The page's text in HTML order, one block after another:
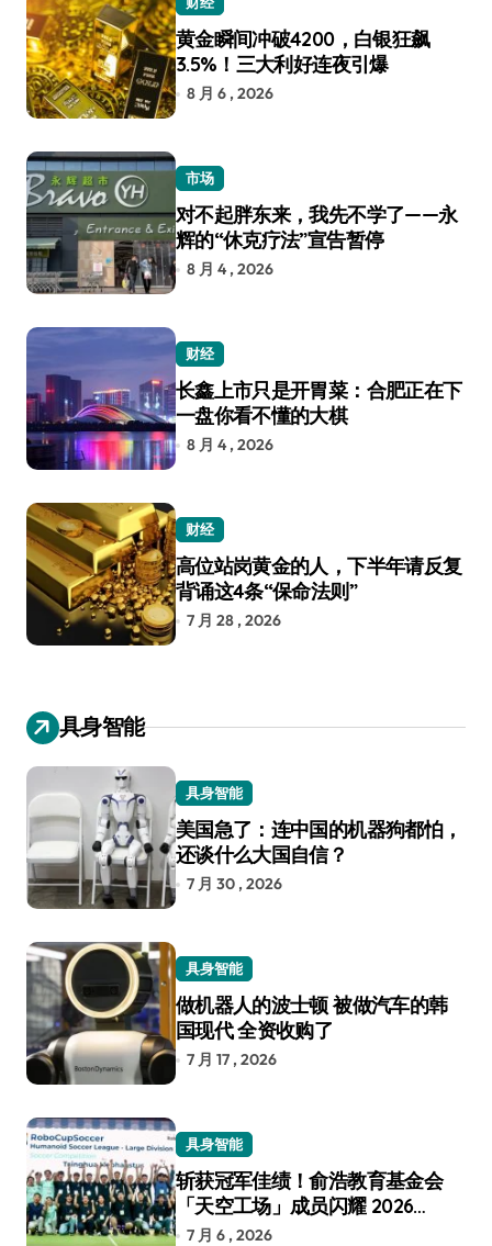
黄金瞬间冲破4200，白银狂飙
3.5%！三大利好连夜引爆
8 月 6 , 2026
市场
对不起胖东来，我先不学了——永
辉的“休克疗法”宣告暂停
8 月 4 , 2026
财经
长鑫上市只是开胃菜：合肥正在下
一盘你看不懂的大棋
8 月 4 , 2026
财经
高位站岗黄金的人，下半年请反复
背诵这4条“保命法则”
7 月 28 , 2026
具身智能
具身智能
美国急了：连中国的机器狗都怕，
还谈什么大国自信？
7 月 30 , 2026
具身智能
做机器人的波士顿 被做汽车的韩
国现代 全资收购了
7 月 17 , 2026
具身智能
斩获冠军佳绩！俞浩教育基金会
「天空工场」成员闪耀 2026
RoboCup 机器人世界杯
7 月 6 , 2026